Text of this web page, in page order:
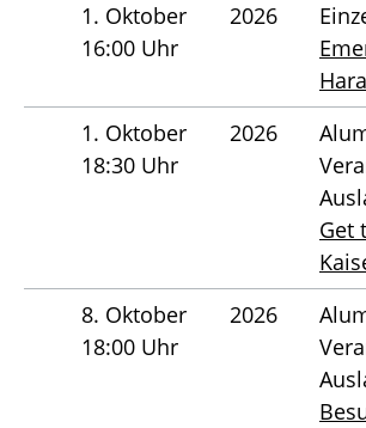
1. Oktober
16:00 Uhr
2026
1. Oktober
18:30 Uhr
2026
Get
8. Oktober
18:00 Uhr
2026